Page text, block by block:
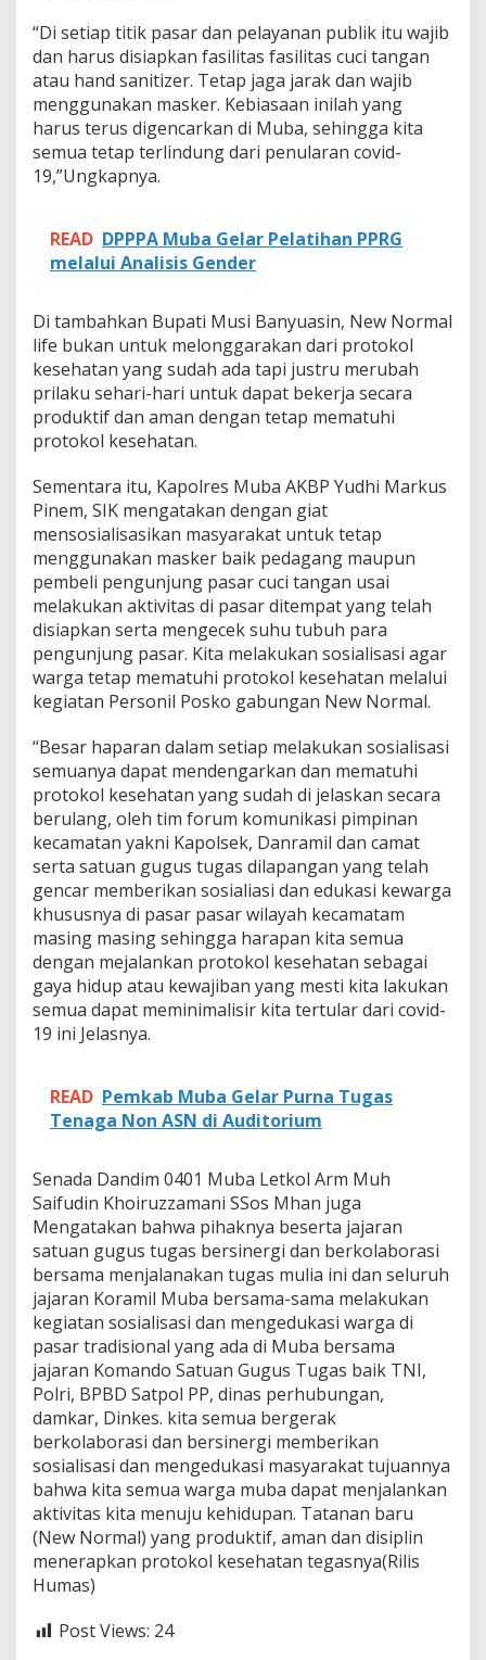
p
l
n
P
r
o
l
K
e
h
a
t
a
n
P
s
a
r
-
P
a
s
a
“Di setiap titik pasar dan pelayanan publik itu wajib
dan harus disiapkan fasilitas fasilitas cuci tangan
atau hand sanitizer. Tetap jaga jarak dan wajib
menggunakan masker. Kebiasaan inilah yang
harus terus digencarkan di Muba, sehingga kita
semua tetap terlindung dari penularan covid-
19,”Ungkapnya.
READ DPPPA Muba Gelar Pelatihan PPRG
melalui Analisis Gender
Di tambahkan Bupati Musi Banyuasin, New Normal
life bukan untuk melonggarakan dari protokol
kesehatan yang sudah ada tapi justru merubah
prilaku sehari-hari untuk dapat bekerja secara
produktif dan aman dengan tetap mematuhi
protokol kesehatan.
Sementara itu, Kapolres Muba AKBP Yudhi Markus
Pinem, SIK mengatakan dengan giat
mensosialisasikan masyarakat untuk tetap
menggunakan masker baik pedagang maupun
pembeli pengunjung pasar cuci tangan usai
melakukan aktivitas di pasar ditempat yang telah
disiapkan serta mengecek suhu tubuh para
pengunjung pasar. Kita melakukan sosialisasi agar
warga tetap mematuhi protokol kesehatan melalui
kegiatan Personil Posko gabungan New Normal.
“Besar haparan dalam setiap melakukan sosialisasi
semuanya dapat mendengarkan dan mematuhi
protokol kesehatan yang sudah di jelaskan secara
berulang, oleh tim forum komunikasi pimpinan
kecamatan yakni Kapolsek, Danramil dan camat
serta satuan gugus tugas dilapangan yang telah
gencar memberikan sosialiasi dan edukasi kewarga
khususnya di pasar pasar wilayah kecamatam
masing masing sehingga harapan kita semua
dengan mejalankan protokol kesehatan sebagai
gaya hidup atau kewajiban yang mesti kita lakukan
semua dapat meminimalisir kita tertular dari covid-
19 ini Jelasnya.
READ Pemkab Muba Gelar Purna Tugas
Tenaga Non ASN di Auditorium
Senada Dandim 0401 Muba Letkol Arm Muh
Saifudin Khoiruzzamani SSos Mhan juga
Mengatakan bahwa pihaknya beserta jajaran
satuan gugus tugas bersinergi dan berkolaborasi
bersama menjalanakan tugas mulia ini dan seluruh
jajaran Koramil Muba bersama-sama melakukan
kegiatan sosialisasi dan mengedukasi warga di
pasar tradisional yang ada di Muba bersama
jajaran Komando Satuan Gugus Tugas baik TNI,
Polri, BPBD Satpol PP, dinas perhubungan,
damkar, Dinkes. kita semua bergerak
berkolaborasi dan bersinergi memberikan
sosialisasi dan mengedukasi masyarakat tujuannya
bahwa kita semua warga muba dapat menjalankan
aktivitas kita menuju kehidupan. Tatanan baru
(New Normal) yang produktif, aman dan disiplin
menerapkan protokol kesehatan tegasnya(Rilis
Humas)
Post Views: 24